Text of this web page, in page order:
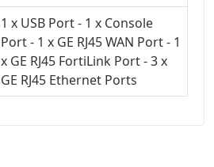
1 x USB Port - 1 x Console
Port - 1 x GE RJ45 WAN Port - 1
x GE RJ45 FortiLink Port - 3 x
GE RJ45 Ethernet Ports